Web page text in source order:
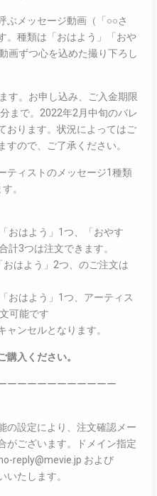
ぶメッセージ動画（「○○さ
種類は「おはよう」「おや
画ずつ心を込めた撮り下ろし
す。お申し込み、ご入金期限
まで。2022年2月中旬のバレ
おります。状況によってはご
ので、ご了承ください。
ティストのメッセージ1種類
。
おはよう」1つ、「おやす
計3つは注文できます。
はよう」2つ、のご注文は
はよう」1つ、アーティス
可能です
ンセルとなります。
購入ください。
ーーーーーーーーーーー
の設定により、注文確認メー
がございます。ドメイン指定
reply@mevie.jp および
たします。